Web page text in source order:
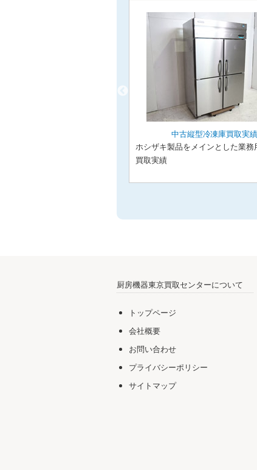
中古縦型冷凍庫買取実績
ホシザキ製品をメインとした業務
買取実績
厨房機器東京買取センターについて
トップページ
会社概要
お問い合わせ
プライバシーポリシー
サイトマップ